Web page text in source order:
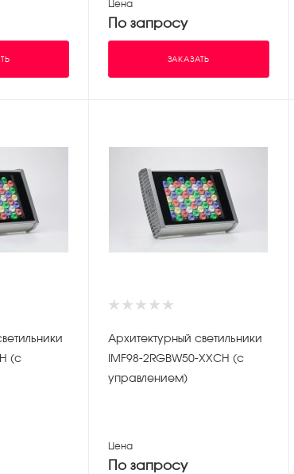
Цена
По запросу
ЗАКАЗАТЬ
(с
Архитектурный светильники
IMF98-2RGBW50-XXCH (с
управлением)
Цена
По запросу